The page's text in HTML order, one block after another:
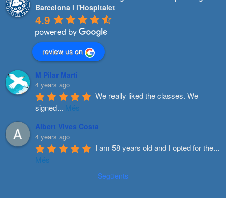
Barcelona i l'Hospitalet
4.9
review us on
M Pilar Marti
4 years ago
We really liked the classes. We
signed... Més
Albert Vives Costa
4 years ago
I am 58 years old and I opted for the...
Més
Següents